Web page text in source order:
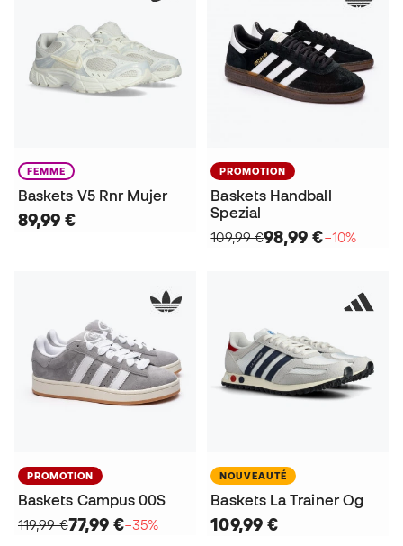
FEMME
Baskets V5 Rnr Mujer
89,99 €
PROMOTION
Baskets Handball
Spezial
109,99 €98,99 €−10%
PROMOTION
Baskets Campus 00S
119,99 €77,99 €−35%
NOUVEAUTÉ
Baskets La Trainer Og
109,99 €